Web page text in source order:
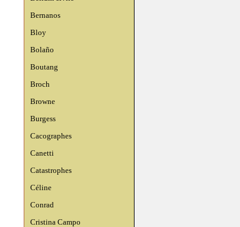
Bernanos
Bloy
Bolaño
Boutang
Broch
Browne
Burgess
Cacographes
Canetti
Catastrophes
Céline
Conrad
Cristina Campo